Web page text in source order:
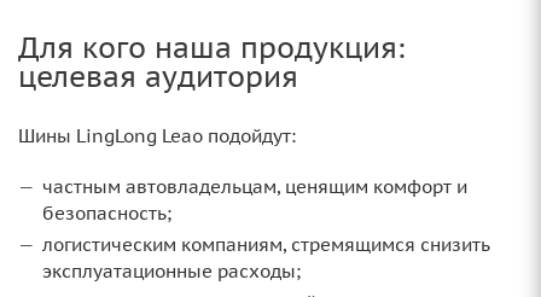
Для кого наша продукция:
целевая аудитория
Шины LingLong Leao подойдут:
частным автовладельцам, ценящим комфорт и
безопасность;
логистическим компаниям, стремящимся снизить
эксплуатационные расходы;